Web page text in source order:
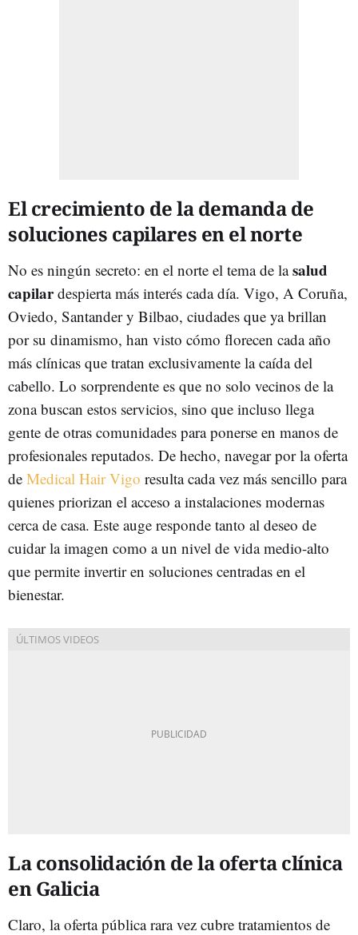
El crecimiento de la demanda de
soluciones capilares en el norte
No es ningún secreto: en el norte el tema de lasalud
capilardespierta más interés cada día. Vigo, A Coruña,
Oviedo, Santander y Bilbao, ciudades que ya brillan
por su dinamismo, han visto cómo florecen cada año
más clínicas que tratan exclusivamente la caída del
cabello. Lo sorprendente es que no solo vecinos de la
zona buscan estos servicios, sino que incluso llega
gente de otras comunidades para ponerse en manos de
profesionales reputados. De hecho, navegar por la oferta
de Medical Hair Vigo resulta cada vez más sencillo para
quienes priorizan el acceso a instalaciones modernas
cerca de casa. Este auge responde tanto al deseo de
cuidar la imagen como a un nivel de vida medio-alto
que permite invertir en soluciones centradas en el
bienestar.
La consolidación de la oferta clínica
en Galicia
Claro, la oferta pública rara vez cubre tratamientos de